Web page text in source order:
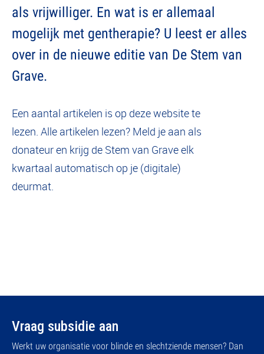
als vrijwilliger. En wat is er allemaal
mogelijk met gentherapie? U leest er alles
over in de nieuwe editie van De Stem van
Grave.
Een aantal artikelen is op deze website te
lezen. Alle artikelen lezen? Meld je aan als
donateur en krijg de Stem van Grave elk
kwartaal automatisch op je (digitale)
deurmat.
Vraag subsidie aan
Werkt uw organisatie voor blinde en slechtziende mensen? Dan